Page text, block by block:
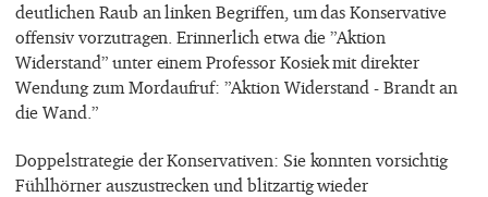
deutlichen Raub an linken Begriffen, um das Konservative
offensiv vorzutragen. Erinnerlich etwa die ”Aktion
Widerstand” unter einem Professor Kosiek mit direkter
Wendung zum Mordaufruf: ”Aktion Widerstand - Brandt an
die Wand.”
Doppelstrategie der Konservativen: Sie konnten vorsichtig
Fühlhörner auszustrecken und blitzartig wieder